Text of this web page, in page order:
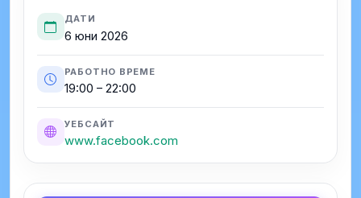
ДАТИ
6 юни 2026
РАБОТНО ВРЕМЕ
19:00 – 22:00
УЕБСАЙТ
www.facebook.com